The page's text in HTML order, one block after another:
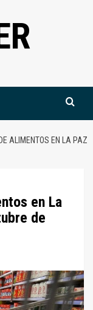
ALIMENTOS EN LA PAZ
en La
de